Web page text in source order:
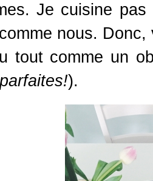
Je cuisine
nous.
tout comme un
).